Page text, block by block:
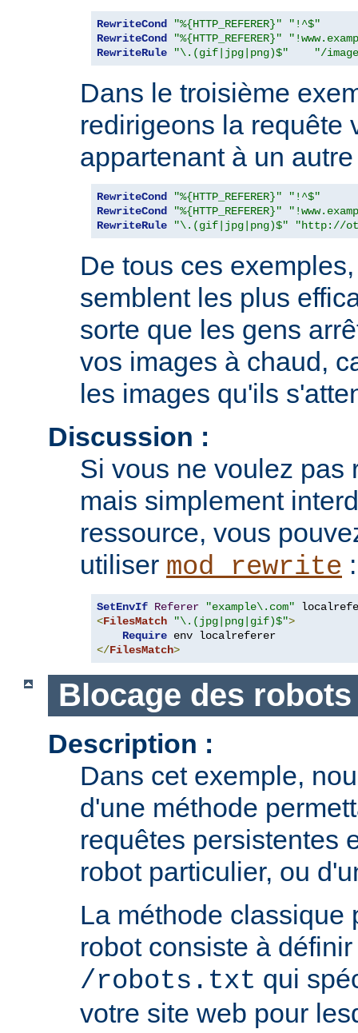
RewriteCond "%{HTTP_REFERER}"
"!^$"
RewriteCond
"%{HTTP_REFERER}"
RewriteRule
"\.(gif|jpg|png)$" "/
Dans le troisième
redirigeons la requête
appartenant à un
RewriteCond "%{HTTP_REFERER}"
"!^$"
RewriteCond
"%{HTTP_REFERER}"
RewriteRule
"\.(gif|jpg|png)$" "http://
De tous ces
semblent les plus
sorte que les gens
vos images à chaud,
les images qu'ils
Discussion :
Si vous ne voulez pas
mais simplement
ressource, vous
utiliser mod_rewrite :
SetEnvIf Referer
"example\.com"
<FilesMatch "\.(jpg|png|gif)$">
Require
</FilesMatch>
Blocage des robots
Description :
Dans cet exemple,
d'une méthode
requêtes persistentes
robot particulier, ou
La méthode classique
robot consiste à
/robots.txt qui
votre site web pour